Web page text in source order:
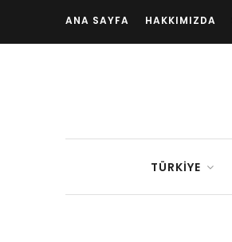
ANA SAYFA HAKKIMIZDA
TÜRKIYE